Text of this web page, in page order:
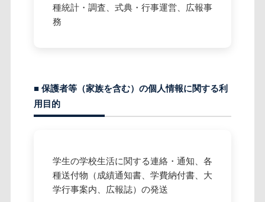
種統計・調査、式典・行事運営、広報事
務
■ 保護者等（家族を含む）の個人情報に関する利
用目的
学生の学校生活に関する連絡・通知、各
種送付物（成績通知書、学費納付書、大
学行事案内、広報誌）の発送